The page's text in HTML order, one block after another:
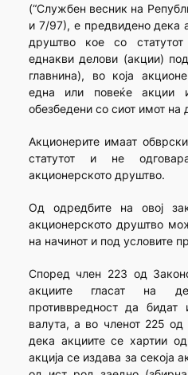
(“Службен весник на
и 7/97), е предвидено дека
друштво кое со
еднакви делови (акции)
главнина), во која
една или повеќе акции
обезбедени со сиот имот на
Акционерите имаат
статутот и не
акционерското друштво.
Од одредбите на овој
акционерското друштво
на начинот и под условите
Според член 223 од
акциите гласат на
противвредност да бидат
валута, а во членот 225 од
дека акциите се хартии
акција се издава за секоја